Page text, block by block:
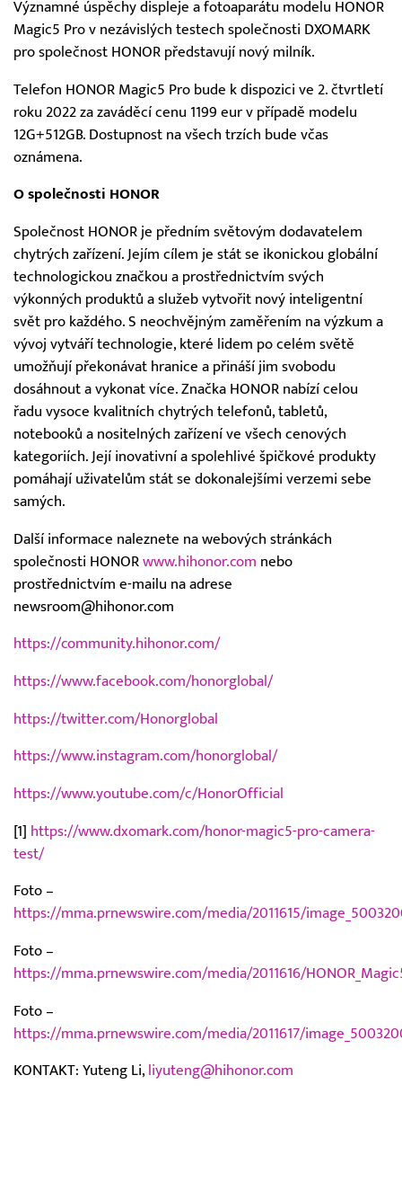
Významné úspěchy displeje a fotoaparátu modelu HONOR
Magic5 Pro v nezávislých testech společnosti DXOMARK
pro společnost HONOR představují nový milník.
Telefon HONOR Magic5 Pro bude k dispozici ve 2. čtvrtletí
roku 2022 za zaváděcí cenu 1199 eur v případě modelu
12G+512GB. Dostupnost na všech trzích bude včas
oznámena.
O společnosti HONOR
Společnost HONOR je předním světovým dodavatelem
chytrých zařízení. Jejím cílem je stát se ikonickou globální
technologickou značkou a prostřednictvím svých
výkonných produktů a služeb vytvořit nový inteligentní
svět pro každého. S neochvějným zaměřením na výzkum a
vývoj vytváří technologie, které lidem po celém světě
umožňují překonávat hranice a přináší jim svobodu
dosáhnout a vykonat více. Značka HONOR nabízí celou
řadu vysoce kvalitních chytrých telefonů, tabletů,
notebooků a nositelných zařízení ve všech cenových
kategoriích. Její inovativní a spolehlivé špičkové produkty
pomáhají uživatelům stát se dokonalejšími verzemi sebe
samých.
Další informace naleznete na webových stránkách
společnosti HONOR www.hihonor.com nebo
prostřednictvím e-mailu na adrese
newsroom@hihonor.com
https://community.hihonor.com/
https://www.facebook.com/honorglobal/
https://twitter.com/Honorglobal
https://www.instagram.com/honorglobal/
https://www.youtube.com/c/HonorOfficial
[1] https://www.dxomark.com/honor-magic5-pro-camera-
test/
Foto –
https://mma.prnewswire.com/media/2011615/
Foto –
https://mma.prnewswire.com/media/2011616/
Foto –
https://mma.prnewswire.com/media/2011617/
KONTAKT: Yuteng Li, liyuteng@hihonor.com